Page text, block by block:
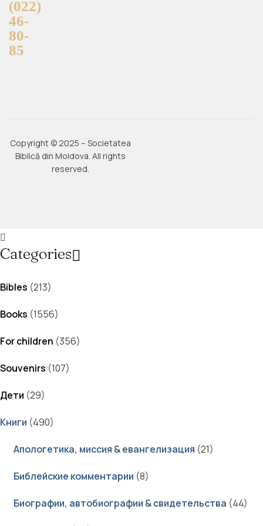
(022)
46-
80-
85
Copyright © 2025 – Societatea
Biblică din Moldova. All rights
reserved.
Categories
Bibles (213)
Books (1556)
For children (356)
Souvenirs (107)
Дети (29)
Книги (490)
Апологетика, миссия & евангелизация (21)
Библейские комментарии (8)
Биографии, автобиографии & свидетельства (44)